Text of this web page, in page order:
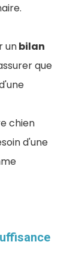
unbilan
que
chien
d'une